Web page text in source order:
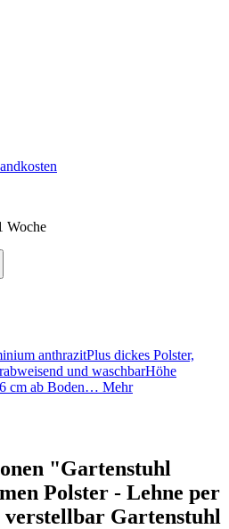
Woche
anthrazitPlus dickes Polster,
und waschbarHöhe
cm ab Boden… Mehr
"Gartenstuhl
Polster - Lehne per
verstellbar Gartenstuhl